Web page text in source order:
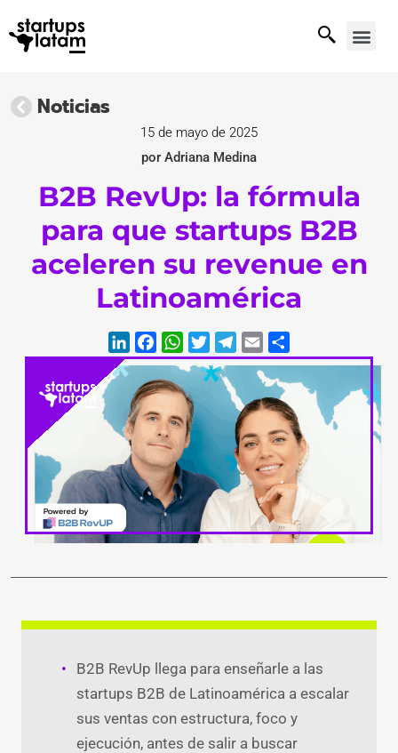
Noticias
15 de mayo de 2025
por Adriana Medina
B2B RevUp: la fórmula
para que startups B2B
aceleren su revenue en
Latinoamérica
LinkedIn
Facebook
WhatsApp
Twitter
B2B RevUp llega para enseñarle a las
startups B2B de Latinoamérica a escalar
sus ventas con estructura, foco y
ejecución, antes de salir a buscar